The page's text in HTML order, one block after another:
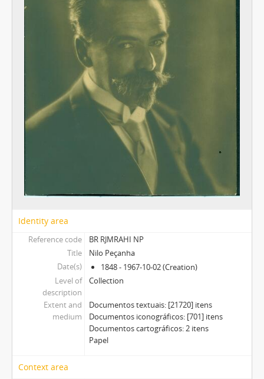
Identity area
Reference code
BR RJMRAHI NP
Title
Nilo Peçanha
Date(s)
1848 - 1967-10-02 (Creation)
Level of
description
Collection
Extent and
medium
Documentos textuais: [21720] itens
Documentos iconográficos: [701] itens
Documentos cartográficos: 2 itens
Papel
Context area